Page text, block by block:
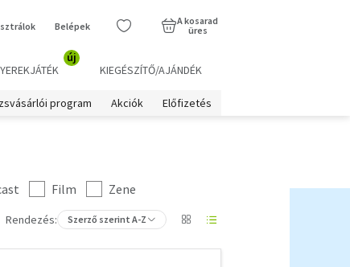
Belépek
A kosarad
üres
új
KIEGÉSZÍTŐ/AJÁNDÉK
program Akciók Előfizetés
Film
Zene
Rendezés: Szerző szerint A-Z